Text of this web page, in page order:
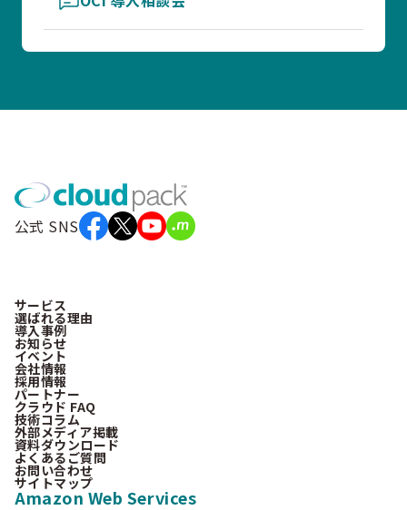
公式 SNS
サービス
選ばれる理由
導入事例
お知らせ
イベント
会社情報
採用情報
パートナー
クラウド FAQ
技術コラム
外部メディア掲載
資料ダウンロード
よくあるご質問
お問い合わせ
サイトマップ
Amazon Web Services